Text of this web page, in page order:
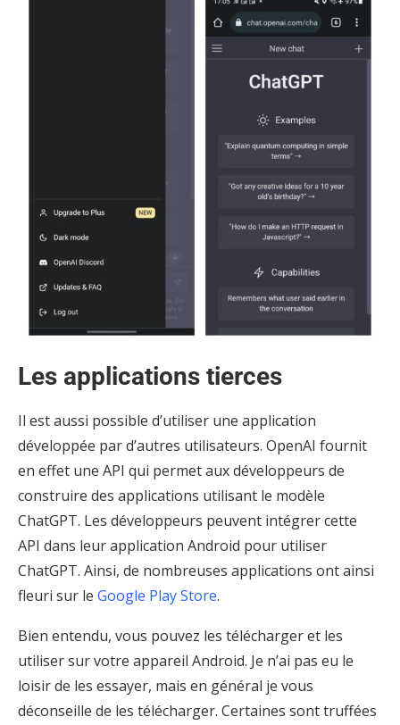
Les applications tierces
Il est aussi possible d’utiliser une application
développée par d’autres utilisateurs. OpenAI fournit
en effet une API qui permet aux développeurs de
construire des applications utilisant le modèle
ChatGPT. Les développeurs peuvent intégrer cette
API dans leur application Android pour utiliser
ChatGPT. Ainsi, de nombreuses applications ont ainsi
fleuri sur le Google Play Store.
Bien entendu, vous pouvez les télécharger et les
utiliser sur votre appareil Android. Je n’ai pas eu le
loisir de les essayer, mais en général je vous
déconseille de les télécharger. Certaines sont truffées